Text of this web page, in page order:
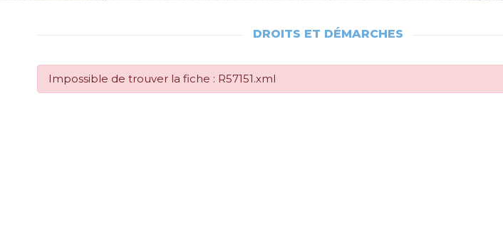
DROITS ET DÉMARCHES
Impossible de trouver la fiche : R57151.xml